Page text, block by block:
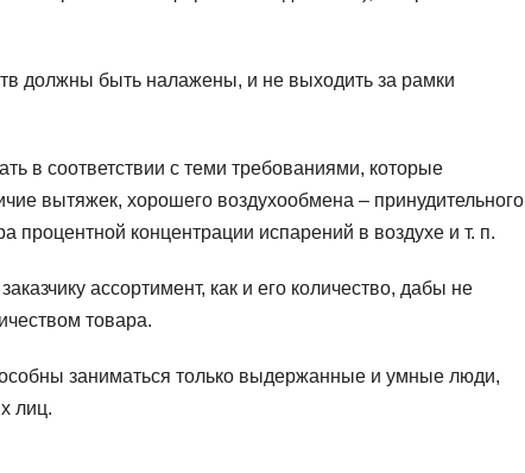
должны быть налажены, и не выходить за рамки
в соответствии с теми требованиями, которые
вытяжек, хорошего воздухообмена – принудительного
процентной концентрации испарений в воздухе и т. п.
ассортимент, как и его количество, дабы не
товара.
заниматься только выдержанные и умные люди,
лиц.